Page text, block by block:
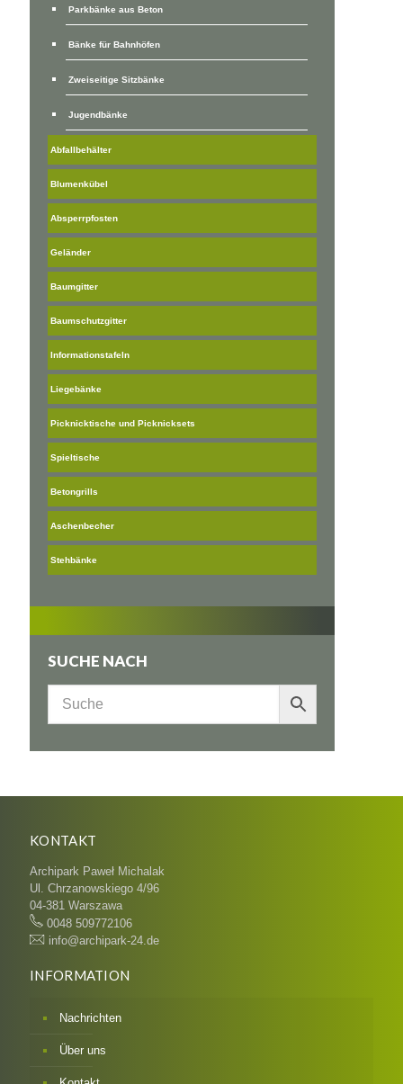
Parkbänke aus Beton
Bänke für Bahnhöfen
Zweiseitige Sitzbänke
Jugendbänke
Abfallbehälter
Blumenkübel
Absperrpfosten
Geländer
Baumgitter
Baumschutzgitter
Informationstafeln
Liegebänke
Picknicktische und Picknicksets
Spieltische
Betongrills
Aschenbecher
Stehbänke
SUCHE NACH
KONTAKT
Archipark Paweł Michalak
Ul. Chrzanowskiego 4/96
04-381 Warszawa
0048 509772106
info@archipark-24.de
INFORMATION
Nachrichten
Über uns